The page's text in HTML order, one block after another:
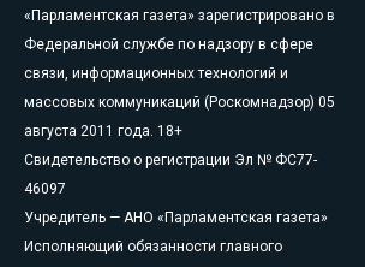
«Парламентская газета» зарегистрировано в
Федеральной службе по надзору в сфере
связи, информационных технологий и
массовых коммуникаций (Роскомнадзор) 05
августа 2011 года. 18+
Свидетельство о регистрации Эл № ФС77-
46097
Учредитель — АНО «Парламентская газета»
Исполняющий обязанности главного